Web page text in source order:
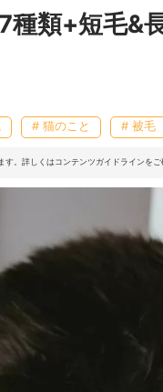
種類+短毛&
# 猫のこと # 被毛
。詳しくはコンテンツガイドラインをご